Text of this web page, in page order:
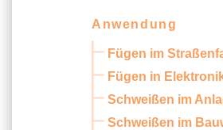
Anwendung
Fügen im
Fügen in
Schweißen im
Schweißen im